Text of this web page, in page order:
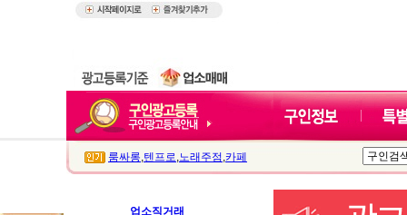
룸싸롱,텐프로,노래주점 ,카페
업소직거래